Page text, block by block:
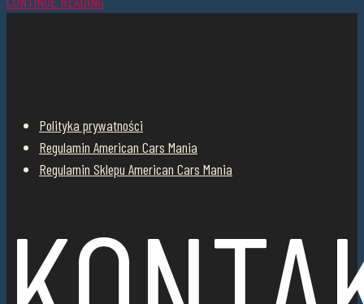
Polityka prywatności
Regulamin American Cars Mania
Regulamin Sklepu American Cars Mania